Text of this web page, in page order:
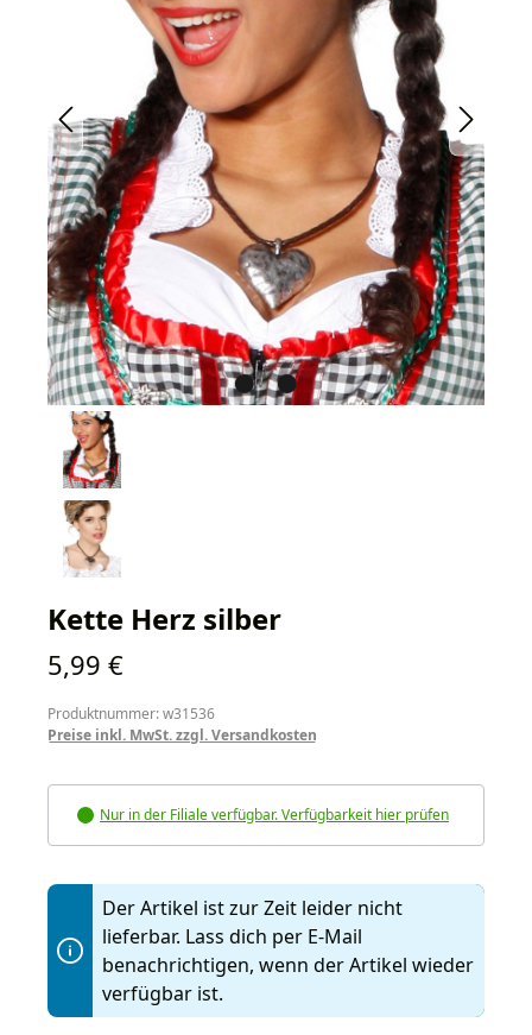
Kette Herz silber
Regulärer Preis:
5,99 €
Produktnummer: w31536
Preise inkl. MwSt. zzgl. Versandkosten
Nur in der Filiale verfügbar. Verfügbarkeit hier prüfen
Der Artikel ist zur Zeit leider nicht
lieferbar. Lass dich per E-Mail
benachrichtigen, wenn der Artikel wieder
verfügbar ist.